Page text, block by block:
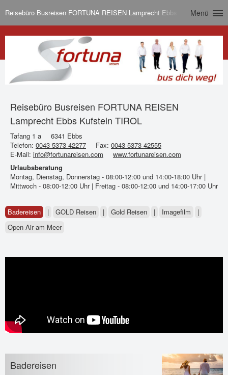
Reisebüro Busreisen FORTUNA REISEN Lamprecht Ebbs Kufstein TIROL
Menü
Reisebüro Busreisen FORTUNA REISEN
Lamprecht Ebbs Kufstein TIROL
Tafang 1 a
6341 Ebbs
Telefon: 0043 5373 42277 Fax: 0043 5373 42555
E-Mail: info@fortunareisen.com
www.fortunareisen.com
Urlaubsberatung
Montag, Dienstag, Donnerstag - 08:00-12:00 und 14:00-18:00 Uhr |
Mittwoch - 08:00-12:00 Uhr | Freitag - 08:00-12:00 und 14:00-17:00 Uhr
Badereisen | GOLD Reisen | Gold Reisen | Imagefilm
|
Open Air am Meer
Badereisen